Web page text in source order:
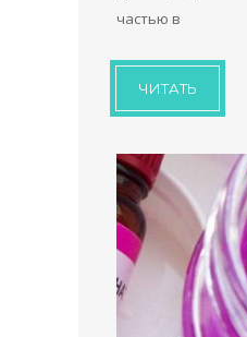
частью в
ЧИТАТЬ